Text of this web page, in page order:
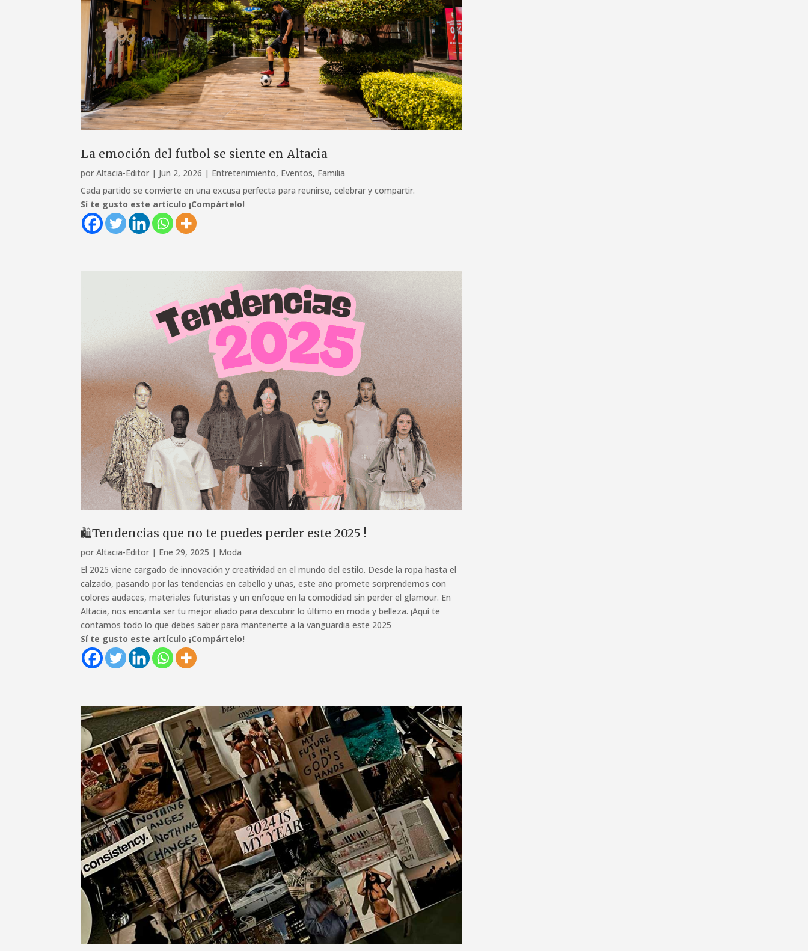
La emoción del futbol se siente en Altacia
porAltacia-Editor | Jun 2, 2026 | Entretenimiento, Eventos, Familia
Cada partido se convierte en una excusa perfecta para reunirse, celebrar y compartir.
Sí te gusto este artículo ¡Compártelo!
🛍️Tendencias que no te puedes perder este 2025 !
porAltacia-Editor | Ene 29, 2025 | Moda
El 2025 viene cargado de innovación y creatividad en el mundo del estilo. Desde la ropa hasta el
calzado, pasando por las tendencias en cabello y uñas, este año promete sorprendernos con
colores audaces, materiales futuristas y un enfoque en la comodidad sin perder el glamour. En
Altacia, nos encanta ser tu mejor aliado para descubrir lo último en moda y belleza. ¡Aquí te
contamos todo lo que debes saber para mantenerte a la vanguardia este 2025
Sí te gusto este artículo ¡Compártelo!